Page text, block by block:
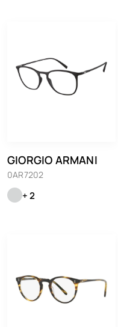
GIORGIO ARMANI
0AR7202
+ 2